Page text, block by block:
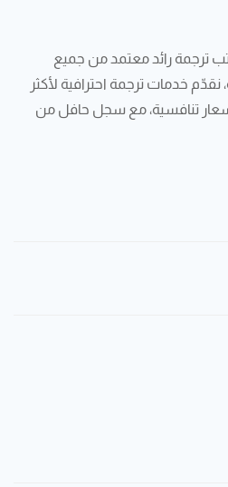
ترجمة رائد معتمد من جميع
خدمات ترجمة احترافية لأكثر
تنافسية، مع سجل حافل من